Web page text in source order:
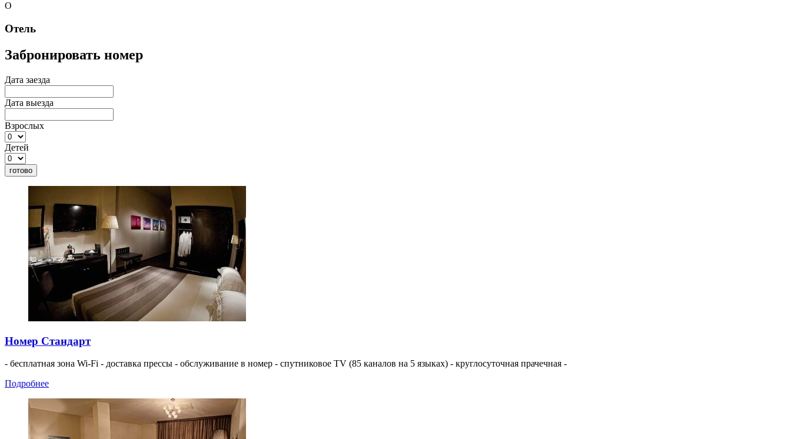
O
Отель
Забронировать номер
Дата заезда
Дата выезда
Взрослых
Детей
Номер Стандарт
- бесплатная зона Wi-Fi - доставка прессы - обслуживание в номер - спутниковое TV (85 каналов на 5 языках) - круглосуточная прачечная -
Подробнее